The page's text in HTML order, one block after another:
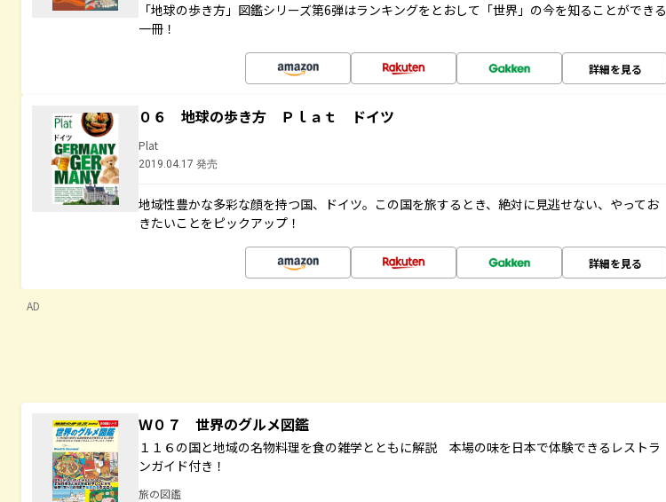
「地球の歩き方」図鑑シリーズ第6弾はランキングをとおして「世界」の今を知ることができる
一冊！
詳細を見る
０６ 地球の歩き方 Ｐｌａｔ ドイツ
Plat
2019.04.17 発売
地域性豊かな多彩な顔を持つ国、ドイツ。この国を旅するとき、絶対に見逃せない、やってお
きたいことをピックアップ！
詳細を見る
AD
Ｗ０７ 世界のグルメ図鑑
１１６の国と地域の名物料理を食の雑学とともに解説 本場の味を日本で体験できるレストラ
ンガイド付き！
旅の図鑑